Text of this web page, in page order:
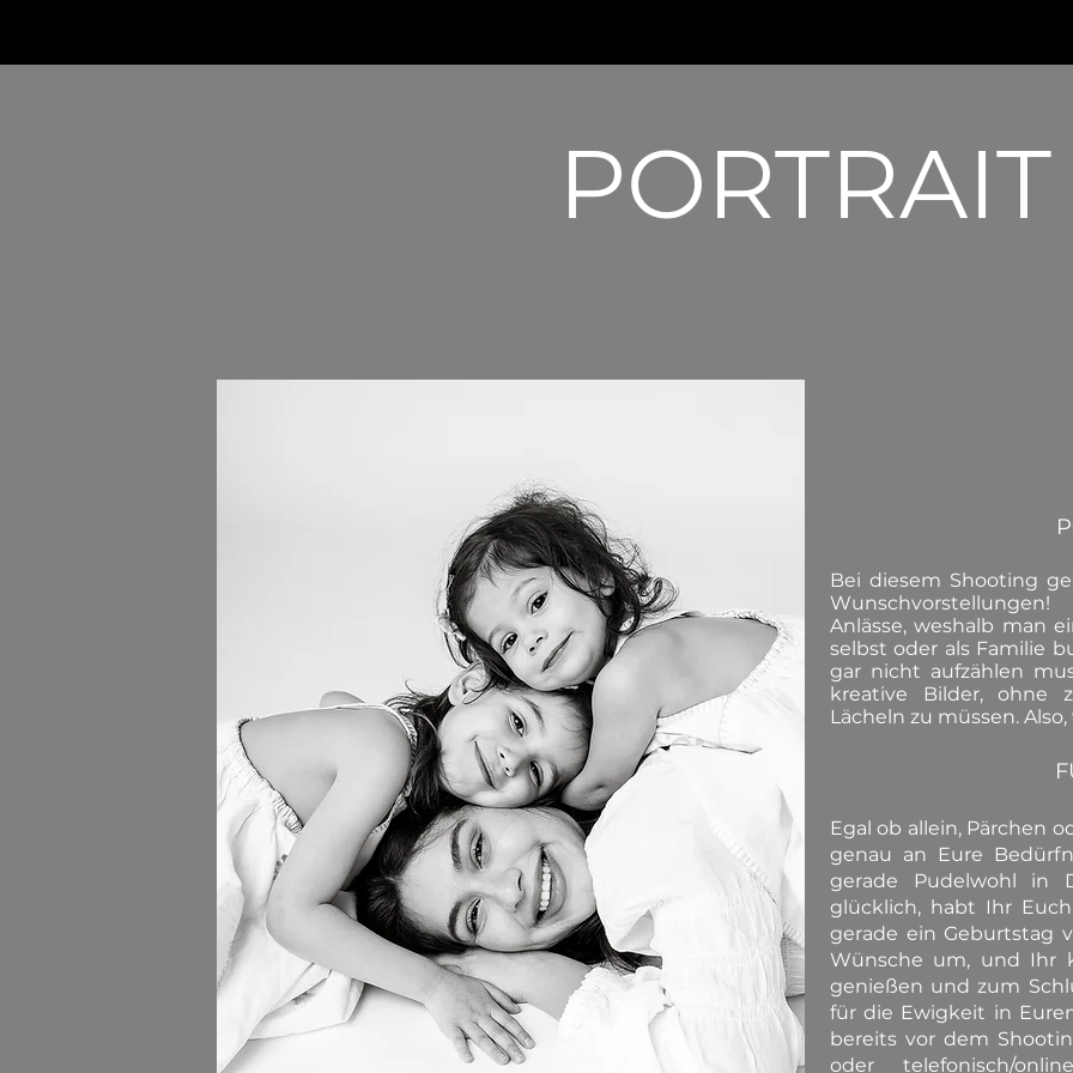
PORTRAIT
Bei diesem Shooting
Anlässe,weshalb man
selbst oder als Familie
gar nicht aufzählen
kreative Bilder, ohne
Lächeln zu müssen.
Egal ob allein, Pärchen
genau an Eure
gerade Pudelwohl in
glücklich, habt Ihr
gerade ein Geburtstag
Wünsche um, und Ihr
genießen und zum
für die Ewigkeit in
bereits vor dem
oder telefonisch/